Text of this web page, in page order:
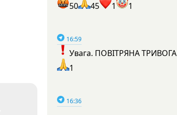
50
45 1 1
16:59
Увага. ПОВІТРЯНА ТРИВОГА
1
16:36